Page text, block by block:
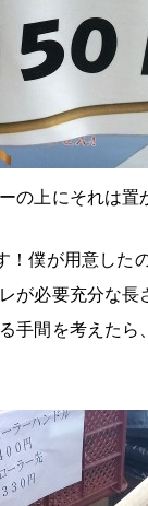
の上にそれは置
僕が用意した
が必要充分な長
手間を考えた